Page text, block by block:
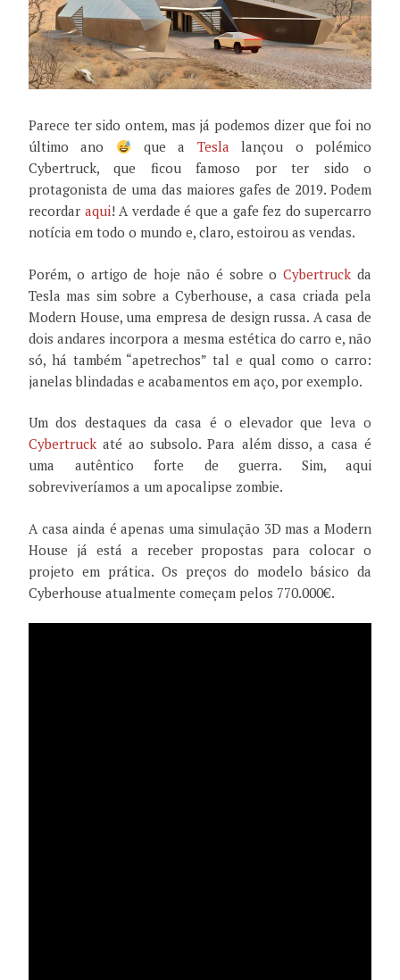
Parece ter sido ontem, mas já podemos dizer que foi no
último ano
que a Tesla lançou o polémico
Cybertruck, que ficou famoso por ter sido o
protagonista de uma das maiores gafes de 2019. Podem
recordar aqui! A verdade é que a gafe fez do supercarro
notícia em todo o mundo e, claro, estoirou as vendas.
Porém, o artigo de hoje não é sobre oCybertruck da
Tesla mas sim sobre a Cyberhouse, a casa criada pela
Modern House, uma empresa de design russa. A casa de
dois andares incorpora a mesma estética do carro e, não
só, há também “apetrechos” tal e qual como o carro:
janelas blindadas e acabamentos em aço, por exemplo.
Um dos destaques da casa é o elevador que leva o
Cybertruck até ao subsolo. Para além disso, a casa é
uma autêntico forte de guerra. Sim, aqui
sobreviveríamos a um apocalipse zombie.
A casa ainda é apenas uma simulação 3D mas a Modern
House já está a receber propostas para colocar o
projeto em prática. Os preços do modelo básico da
Cyberhouse atualmente começam pelos 770.000€.